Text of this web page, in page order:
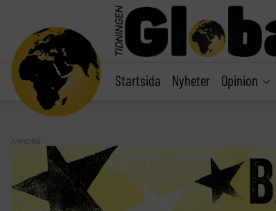
Startsida Nyheter Opinion
ANNONS